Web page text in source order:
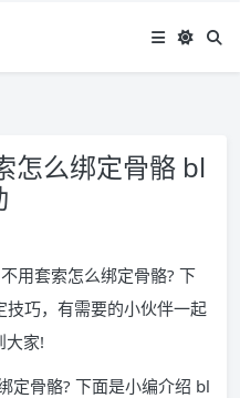
怎么绑定骨骼 bl
用套索怎么绑定骨骼? 下
巧，有需要的小伙伴一起
大家!
定骨骼? 下面是小编介绍 bl